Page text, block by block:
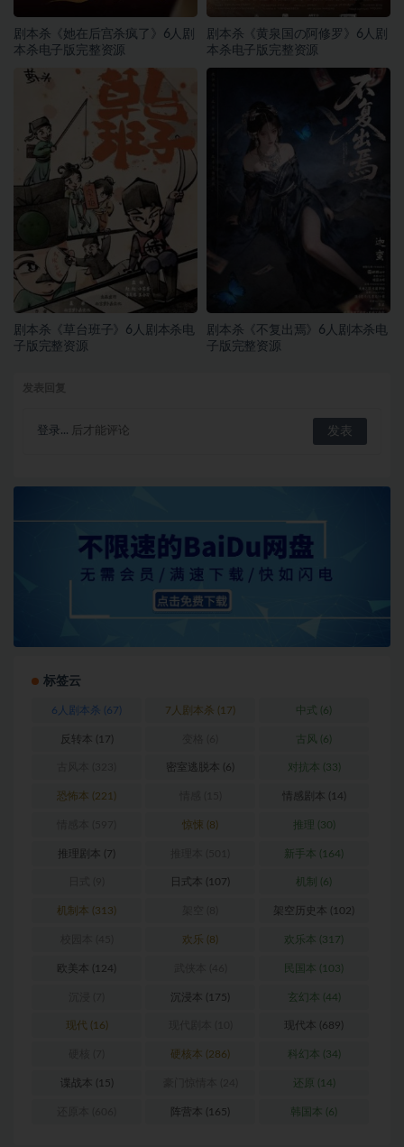
剧本杀《她在后宫杀疯了》6人剧
本杀电子版完整资源
剧本杀《黄泉国の阿修罗》6人剧
本杀电子版完整资源
剧本杀《草台班子》6人剧本杀电
子版完整资源
剧本杀《不复出焉》6人剧本杀电
子版完整资源
登录... 后才能评论
标签云
6人剧本杀 (67) 7人剧本杀 (17) 中式 (6)
反转本 (17) 古风 (6)
密室逃脱本 (6) 对抗本 (33)
恐怖本 (221) 情感剧本 (14)
惊悚 (8) 推理 (30)
推理剧本 (7) 新手本 (164)
日式本 (107) 机制 (6)
机制本 (313) 架空历史本 (102)
欢乐 (8) 欢乐本 (317)
欧美本 (124) 民国本 (103)
沉浸本 (175) 玄幻本 (44)
现代 (16) 现代本 (689)
硬核本 (286) 科幻本 (34)
谍战本 (15) 还原 (14)
阵营本 (165) 韩国本 (6)